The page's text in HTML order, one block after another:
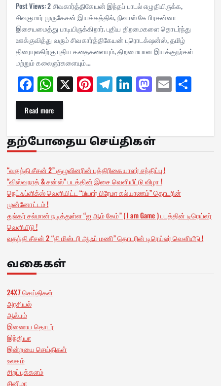
Post Views: 2 சிவகார்த்திகேயன் இந்தப் பாடல் எழுதியிருக்க,
சிவகுமார் முருகேசன் இயக்கத்தில், நிவாஸ் கே பிரசன்னா
இசையமைத்து பாடியிருக்கிறார். புதிய திறமைகளை தொடர்ந்து
ஊக்குவித்து வரும் சிவகார்த்திகேயன் புரொடக்‌ஷன்ஸ், தமிழ்
திரையுலகிற்கு புதிய கதைகளையும், திறமையான இயக்குநர்கள்
மற்றும் கலைஞர்களையும்…
Fa
ce
bo
ok
W
ha
ts
A
pp
X Pi
nt
es
t
Te
le
a
m
Li
nk
In
M
as
do
n
E
m
Sh
Read more
தற்போதைய செய்திகள்
“வதந்தி சீசன் 2” குழுவினரின் பத்திரிகையாளர் சந்திப்பு !
“விஸ்வநாத் & சன்ஸ்” படத்தின் இசை வெளியீட்டு விழா !
நெட்ஃப்ளிக்ஸ் வெளியிட்ட “பியார் பிரேமா கல்யாணம்” தொடரின்
முன்னோட்டம் !
துல்கர் சல்மான் நடித்துள்ள “ஐ ஆம் கேம்” ( I am Game ) படத்தின் டிரெய்லர்
வெளியீடு !
வதந்தி சீசன் 2 “தி மிஸ்டரி ஆஃப் மணி” தொடரின் டிரெய்லர் வெளியீடு !
வகைகள்
24X7 செய்திகள்
அரசியல்
ஆல்பம்
இணைய தொடர்
இந்தியா
இன்றயை செய்திகள்
உலகம்
சிறப்புக்களம்
சினிமா